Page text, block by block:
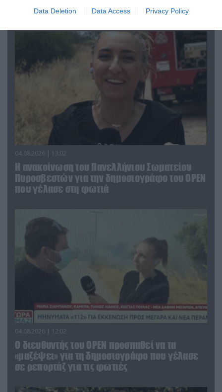
Data Deletion Data Access Privacy Policy
υπουργό Ι.Βαρβιτσιώτη (φωτο)
04.08.2026 | 13:02
Η ανακοίνωση του Πανελλήνιου Σωματείου
Πυροσβεστών για την δημοσιογράφο του OPEN
που γέλασε στη φωτιά
04.08.2026 | 12:02
O διευθυντής του OPEN προσπαθεί να τα
«μαζέψει» για τη δημοσιογράφο που γέλασε
σε ρεπορτάζ για τις φωτιές